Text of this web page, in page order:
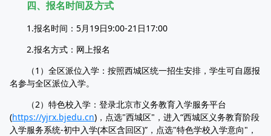
四、报名时间及方式
1.报名时间：5月19日9:00-21日17:00
2.报名方式：网上报名
（1）全区派位入学：按照西城区统一招生安排，学生可自愿报
名参与全区派位入学。
（2）特色校入学：登录北京市义务教育入学服务平台
(https://yjrx.bjedu.cn)，点选"西城区"，进入“西城区义务教育阶段
入学服务系统-初中入学(本区含回区)”，点选"特色学校入学意向"，